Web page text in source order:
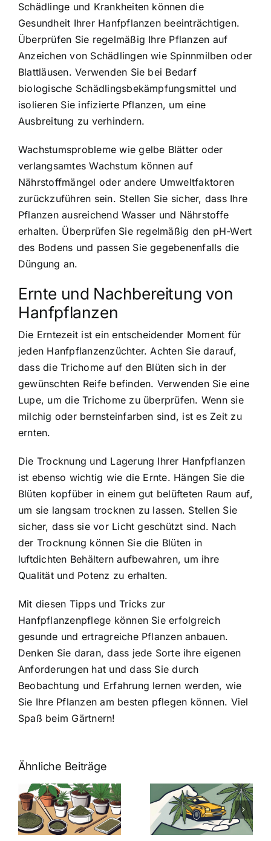
Schädlinge und Krankheiten können die
Gesundheit Ihrer Hanfpflanzen beeinträchtigen.
Überprüfen Sie regelmäßig Ihre Pflanzen auf
Anzeichen von Schädlingen wie Spinnmilben oder
Blattläusen. Verwenden Sie bei Bedarf
biologische Schädlingsbekämpfungsmittel und
isolieren Sie infizierte Pflanzen, um eine
Ausbreitung zu verhindern.
Wachstumsprobleme wie gelbe Blätter oder
verlangsamtes Wachstum können auf
Nährstoffmängel oder andere Umweltfaktoren
zurückzuführen sein. Stellen Sie sicher, dass Ihre
Pflanzen ausreichend Wasser und Nährstoffe
erhalten. Überprüfen Sie regelmäßig den pH-Wert
des Bodens und passen Sie gegebenenfalls die
Düngung an.
Ernte und Nachbereitung von
Hanfpflanzen
Die Erntezeit ist ein entscheidender Moment für
jeden Hanfpflanzenzüchter. Achten Sie darauf,
dass die Trichome auf den Blüten sich in der
gewünschten Reife befinden. Verwenden Sie eine
Lupe, um die Trichome zu überprüfen. Wenn sie
milchig oder bernsteinfarben sind, ist es Zeit zu
ernten.
Die Trocknung und Lagerung Ihrer Hanfpflanzen
ist ebenso wichtig wie die Ernte. Hängen Sie die
Blüten kopfüber in einem gut belüfteten Raum auf,
um sie langsam trocknen zu lassen. Stellen Sie
sicher, dass sie vor Licht geschützt sind. Nach
der Trocknung können Sie die Blüten in
luftdichten Behältern aufbewahren, um ihre
Qualität und Potenz zu erhalten.
Mit diesen Tipps und Tricks zur
Hanfpflanzenpflege können Sie erfolgreich
gesunde und ertragreiche Pflanzen anbauen.
Denken Sie daran, dass jede Sorte ihre eigenen
Anforderungen hat und dass Sie durch
Beobachtung und Erfahrung lernen werden, wie
Sie Ihre Pflanzen am besten pflegen können. Viel
Spaß beim Gärtnern!
Ähnliche Beiträge
Neue THC-
Grenzwert-
Regelung:
Was Sie über
Cannabis und
Cannabis
Samen
kaufen: Alles
was Sie